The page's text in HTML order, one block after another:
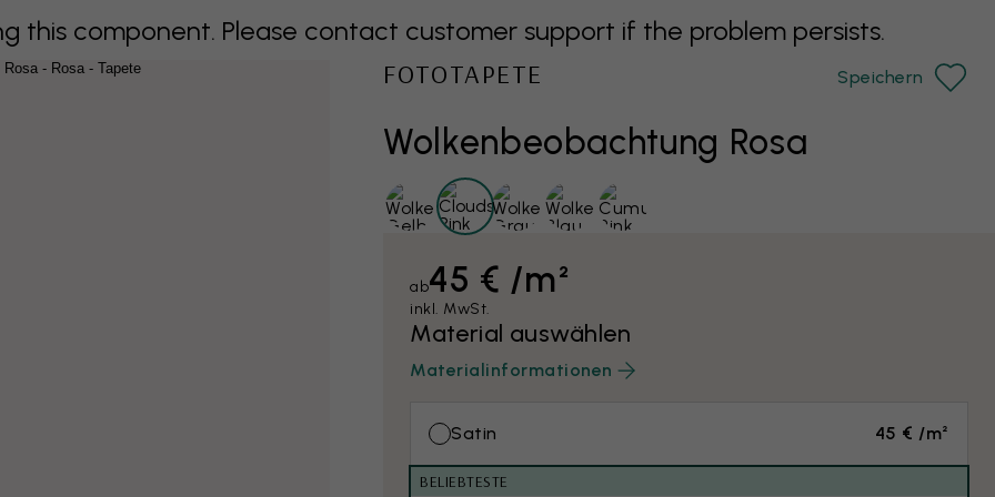
this component. Please contact customer support if the problem persists.
Wolkenbeobachtung Rosa
FOTOTAPETE Speichern
ab45 € /m²
inkl. MwSt.
Material auswählen
Materialinformationen
Satin 45 € /m²
BELIEBTESTE